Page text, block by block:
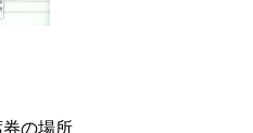
の場所